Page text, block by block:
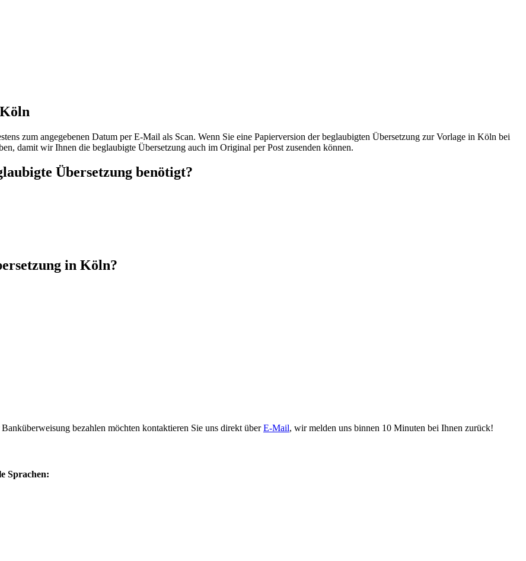
zum angegebenen Datum per E-Mail als Scan. Wenn Sie eine Papierversion der beglaubigten Übersetzung zur Vorlage in Köln bei
damit wir Ihnen die beglaubigte Übersetzung auch im Original per Post zusenden können.
Übersetzung benötigt?
in Köln?
bezahlen möchten kontaktieren Sie uns direkt überE-Mail, wir melden uns binnen 10 Minuten bei Ihnen zurück!
Sprachen: